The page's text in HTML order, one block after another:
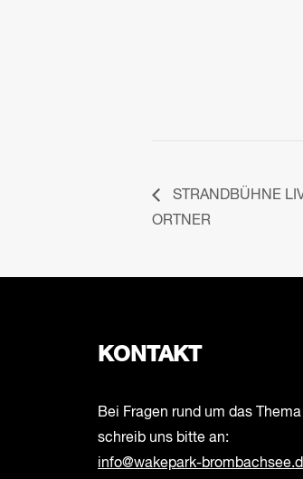
STRANDBÜHNE
ORTNER
KONTAKT
Bei Fragen rund um das
schreib uns bitte an:
info@wakepark-